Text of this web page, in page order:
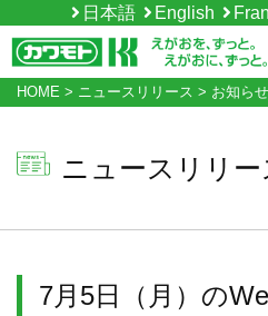
日本語 English
HOME > ニュースリリース > お知らせ
ニュースリリー
7月5日（月）の